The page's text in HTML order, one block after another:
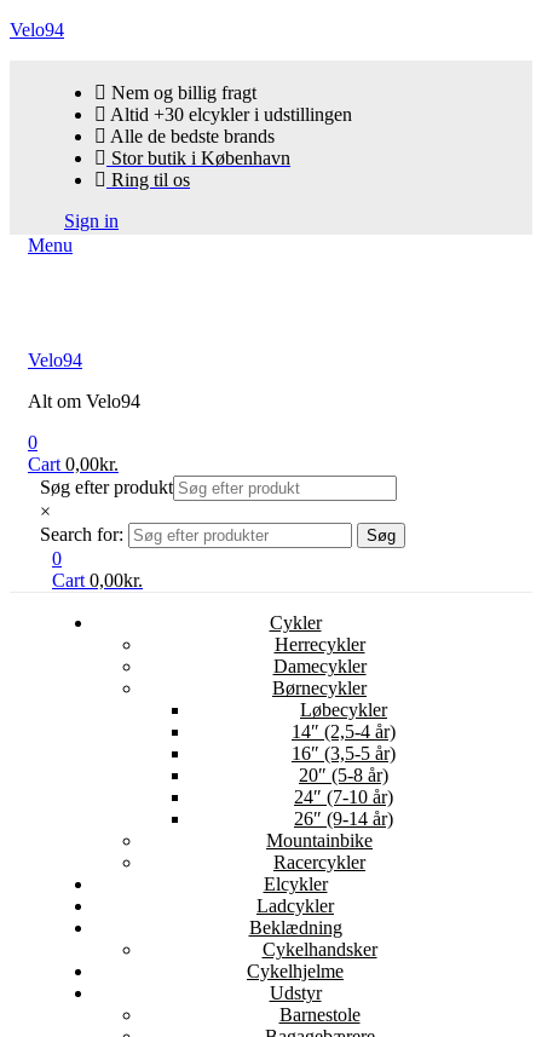
Velo94
Nem og billig fragt
Altid +30 elcykler i udstillingen
Alle de bedste brands
Stor butik i København
Ring til os
Sign in
Menu
Velo94
Alt om Velo94
0
Cart 0,00kr.
Søg efter produkt
×
Search for:
Søg
0
Cart 0,00kr.
Cykler
Herrecykler
Damecykler
Børnecykler
Løbecykler
14″ (2,5-4 år)
16″ (3,5-5 år)
20″ (5-8 år)
24″ (7-10 år)
26″ (9-14 år)
Mountainbike
Racercykler
Elcykler
Ladcykler
Beklædning
Cykelhandsker
Cykelhjelme
Udstyr
Barnestole